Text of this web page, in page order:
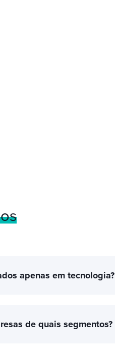
apenas em tecnologia?
de quais segmentos?